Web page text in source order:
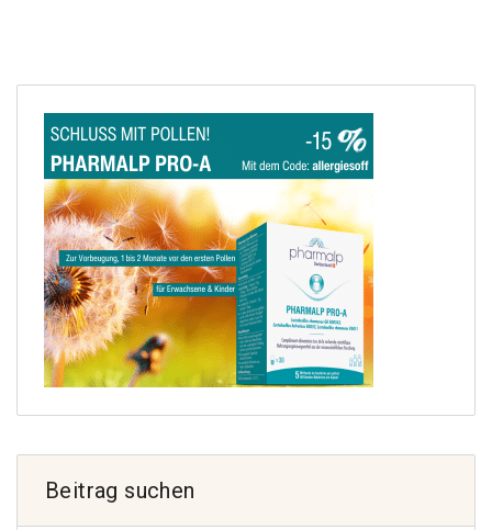
Beitrag suchen